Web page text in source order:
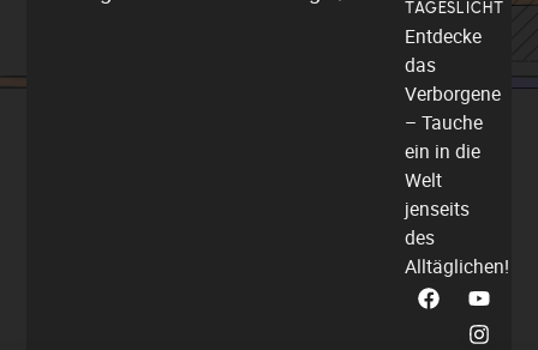
TAGESLICHT
Entdecke
das
Verborgene
– Tauche
ein in die
Welt
jenseits
des
Alltäglichen!